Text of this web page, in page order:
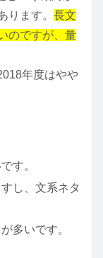
ります。 長文
のですが、量
年度はやや
す。
し、文系ネタ
多いです。